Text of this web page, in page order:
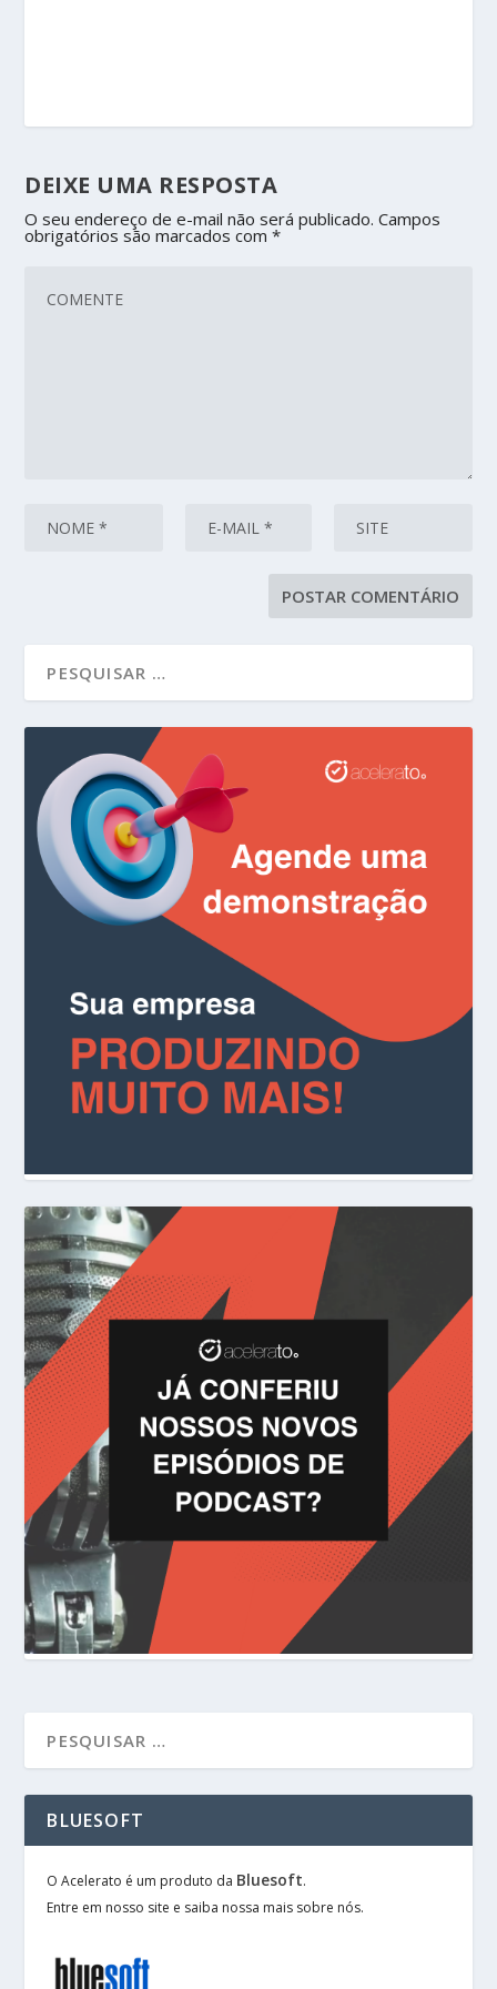
DEIXE UMA RESPOSTA
O seu endereço de e-mail não será publicado. Campos
obrigatórios são marcados com*
BLUESOFT
O Acelerato é um produto da Bluesoft.
Entre em nosso site e saiba nossa mais sobre nós.